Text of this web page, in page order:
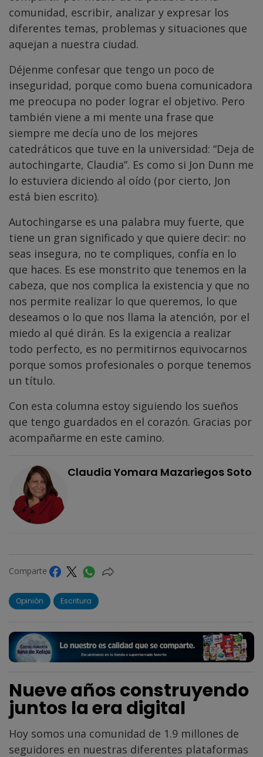
comunidad, escribir, analizar y expresar los
diferentes temas, problemas y situaciones que
aquejan a nuestra ciudad.
Déjenme confesar que tengo un poco de
inseguridad, porque como buena comunicadora
me preocupa no poder lograr el objetivo. Pero
también viene a mi mente una frase que
siempre me decía uno de los mejores
catedráticos que tuve en la universidad: “Deja de
autochingarte, Claudia”. Es como si Jon Dunn me
lo estuviera diciendo al oído (por cierto, Jon
está bien escrito).
Autochingarse es una palabra muy fuerte, que
tiene un gran significado y que quiere decir: no
seas insegura, no te compliques, confía en lo
que haces. Es ese monstrito que tenemos en la
cabeza, que nos complica la existencia y que no
nos permite realizar lo que queremos, lo que
deseamos o lo que nos llama la atención, por el
miedo al qué dirán. Es la exigencia a realizar
todo perfecto, es no permitirnos equivocarnos
porque somos profesionales o porque tenemos
un título.
Con esta columna estoy siguiendo los sueños
que tengo guardados en el corazón. Gracias por
acompañarme en este camino.
Claudia Yomara Mazariegos Soto
Comparte
Opinión Escritura
Nueve años construyendo
juntos la era digital
Hoy somos una comunidad de 1.9 millones de
seguidores en nuestras diferentes plataformas